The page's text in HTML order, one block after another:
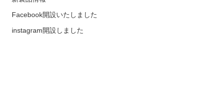
Facebook開設いたしました
instagram開設しました